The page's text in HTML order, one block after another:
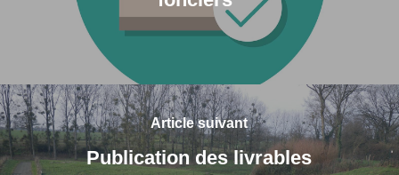
Article suivant
Publication des livrables